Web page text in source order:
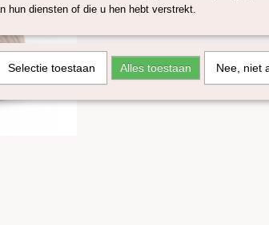
hun diensten of die u hen hebt verstrekt.
Selectie toestaan Alles toestaan Nee, niet